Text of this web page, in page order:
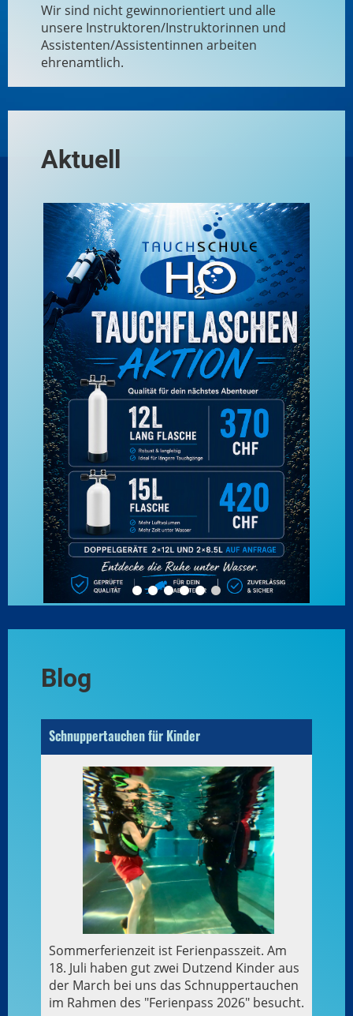
Wir sind nicht gewinnorientiert und alle
unsere Instruktoren/Instruktorinnen und
Assistenten/Assistentinnen arbeiten
ehrenamtlich.
Aktuell
Blog
Schnuppertauchen für Kinder
Sommerferienzeit ist Ferienpasszeit. Am
18. Juli haben gut zwei Dutzend Kinder aus
der March bei uns das Schnuppertauchen
im Rahmen des "Ferienpass 2026" besucht.